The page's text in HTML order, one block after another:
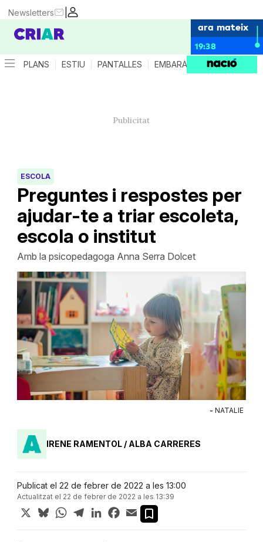
|
Newsletters
ara mateix
19:38
PLANS ESTIU PANTALLES EMBARÀS CRIANÇA
Preguntes i respostes per
ajudar-te a triar escoleta,
escola o institut
ESCOLA
Amb la psicopedagoga Anna Serra Dolcet
- NATALIE
IRENE RAMENTOL / ALBA CARRERES
Publicat el 22 de febrer de 2022 a les 13:00
Actualitzat el 22 de febrer de 2022 a les 13:39
X BlueskyWhatsApp
TelegramLinkedInFacebook
Email